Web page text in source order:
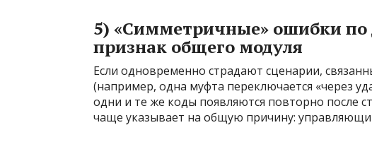
5) «Симметричные» ошибки
признак общего модуля
Если одновременно страдают сценарии,
(например, одна муфта переключается «через
одни и те же коды появляются повторно после
чаще указывает на общую причину: